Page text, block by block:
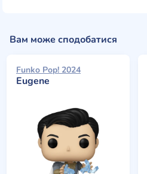
Вам може сподобатися
Funko Pop! 2024
Eugene